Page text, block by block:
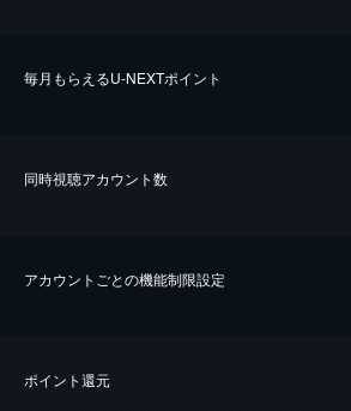
毎⽉もらえるU-NEXTポイント
同時視聴アカウント数
アカウントごとの機能制限設定
ポイント還元